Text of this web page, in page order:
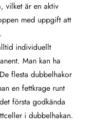
vilket är en aktiv
med uppgift att
individuellt
Man kan ha
flesta dubbelhakor
en fettkrage runt
första godkända
i dubbelhakan.